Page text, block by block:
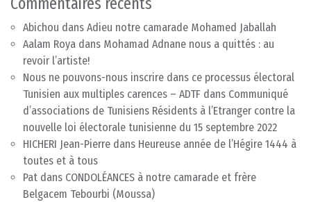
Abichou dans Adieu notre camarade Mohamed Jaballah
Aalam Roya dans Mohamad Adnane nous a quittés : au
revoir l’artiste!
Nous ne pouvons-nous inscrire dans ce processus électoral
Tunisien aux multiples carences – ADTF dans Communiqué
d’associations de Tunisiens Résidents à l’Etranger contre la
nouvelle loi électorale tunisienne du 15 septembre 2022
HICHERI Jean-Pierre dans Heureuse année de l’Hégire 1444 à
toutes et à tous
Pat dans CONDOLÉANCES à notre camarade et frère
Belgacem Tebourbi (Moussa)